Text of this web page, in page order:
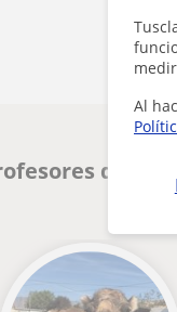
Al
de